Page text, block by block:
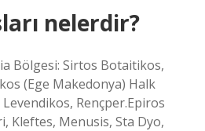
nelerdir?
Bölgesi: Sirtos Botaitikos,
(Ege Makedonya) Halk
Rençper.Epiros
Kleftes, Menusis, Sta Dyo,